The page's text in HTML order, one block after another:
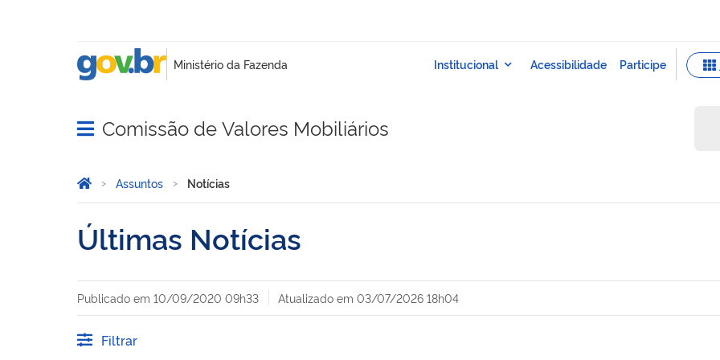
Abrir menu principal de navegação
Comissão de Valores Mobiliários
Você está aqui:
Página Inicial
Assuntos Notícias
Últimas Notícias
Publicado em 10/09/2020 09h33 Atualizado em 03/07/2026 18h04
Filtrar